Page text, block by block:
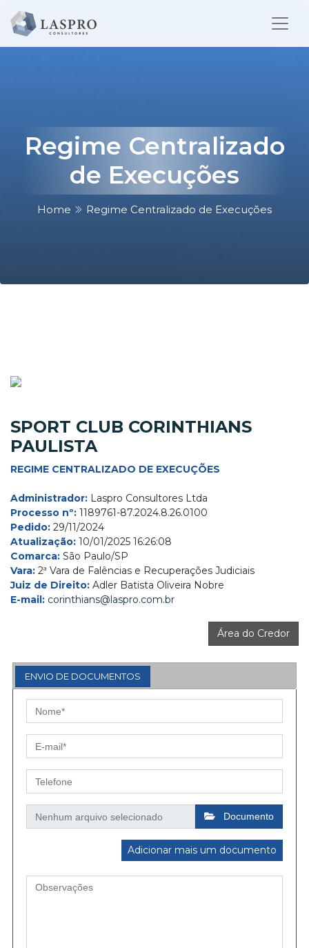
Regime Centralizado
de Execuções
Home Regime Centralizado de Execuções
SPORT CLUB CORINTHIANS
PAULISTA
REGIME CENTRALIZADO DE EXECUÇÕES
Administrador: Laspro Consultores Ltda
Processo nº: 1189761-87.2024.8.26.0100
Pedido: 29/11/2024
Atualização: 10/01/2025 16:26:08
Comarca: São Paulo/SP
Vara: 2ª Vara de Falências e Recuperações Judiciais
Juiz de Direito: Adler Batista Oliveira Nobre
E-mail: corinthians@laspro.com.br
Área do Credor
ENVIO DE DOCUMENTOS
Documento
Adicionar mais um documento